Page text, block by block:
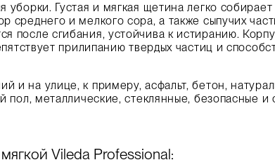
уборки. Густая и мягкая щетина легко
среднего и мелкого сора, а также сыпучих
после сгибания, устойчива к истиранию.
прилипанию твердых частиц и
и на улице, к примеру, асфальт, бетон,
пол, металлические, стеклянные, безопасные и
Vileda Professional: